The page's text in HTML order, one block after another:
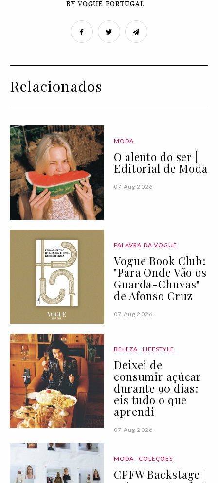
BY VOGUE PORTUGAL
Relacionados
MODA
O alento do ser |
Editorial de Moda
07 Aug 2026
PALAVRA DA VOGUE
Vogue Book Club:
"Para Onde Vão os
Guarda-Chuvas"
de Afonso Cruz
07 Aug 2026
BELEZA LIFESTYLE
Deixei de
consumir açúcar
durante 90 dias:
eis tudo o que
aprendi
07 Aug 2026
MODA COLEÇÕES
CPFW Backstage |